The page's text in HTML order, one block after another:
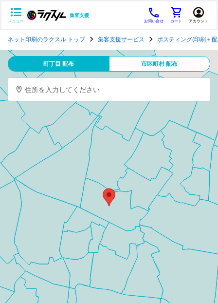
メニュー
集客支援
お問い合せ カート アカウント
テ
ン
グ
ネット印刷のラクスル トップ 集客支援サービス ポスティング(印刷＋
町丁目 配布 市区町村 配布
住所を入力してください